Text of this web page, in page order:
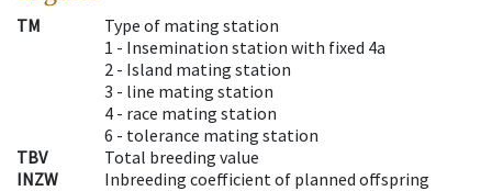
TM
Type of mating station
1 - Insemination station with fixed 4a
2 - Island mating station
3 - line mating station
4 - race mating station
6 - tolerance mating station
TBV
Total breeding value
INZW
Inbreeding coefficient of planned offspring